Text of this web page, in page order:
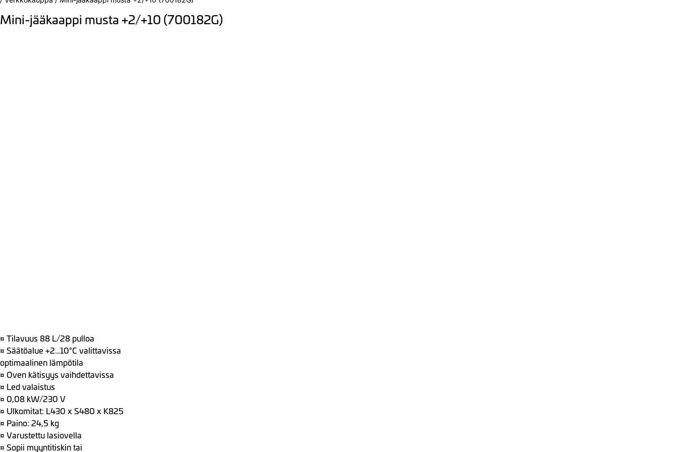
Mini-jääkaappi musta +2/+10 (700182G)
¤ Tilavuus 88 L/28 pulloa
¤ Säätöalue +2…10°C valittavissa
optimaalinen lämpötila
¤ Oven kätisyys vaihdettavissa
¤ Led valaistus
¤ 0,08 kW/230 V
¤ Ulkomitat: L430 x S480 x K825
¤ Paino: 24,5 kg
¤ Varustettu lasiovella
¤ Sopii myyntitiskin tai